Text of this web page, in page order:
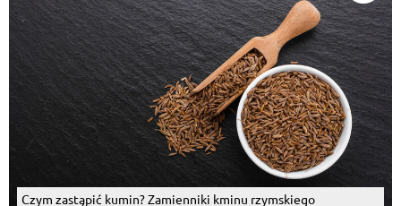
Czym zastąpić kumin? Zamienniki kminu rzymskiego